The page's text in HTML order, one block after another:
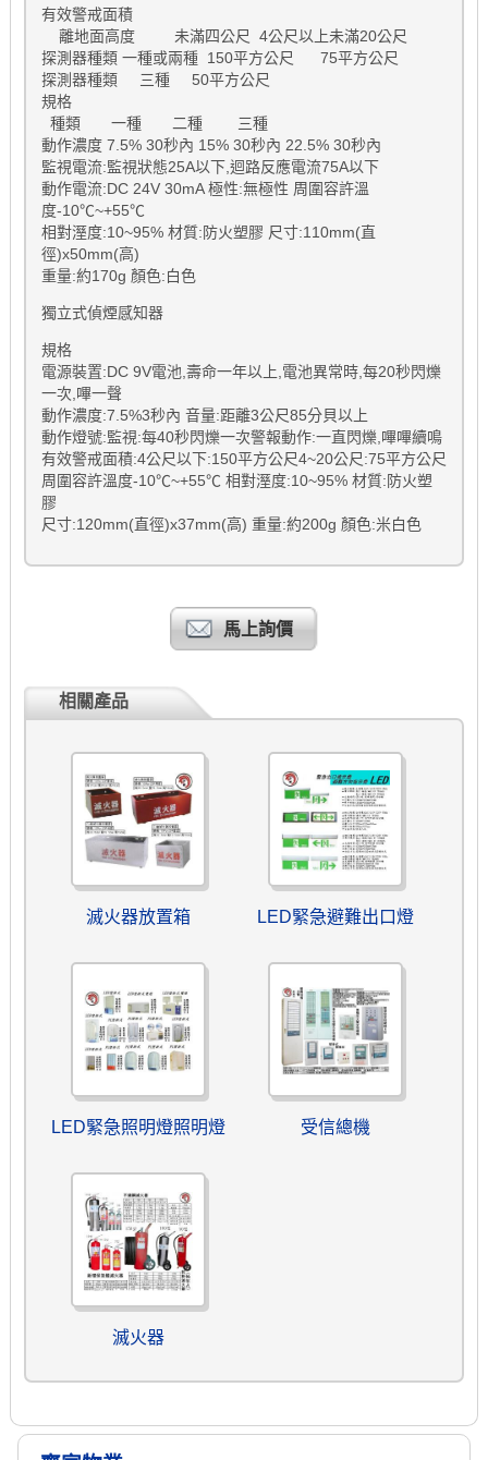
有效警戒面積
離地面高度 未滿四公尺 4公尺以上未滿20公尺
探測器種類 一種或兩種 150平方公尺 75平方公尺
探測器種類 三種 50平方公尺
規格
種類 一種 二種 三種
動作濃度 7.5% 30秒內 15% 30秒內 22.5% 30秒內
監視電流:監視狀態25A以下,迴路反應電流75A以下
動作電流:DC 24V 30mA 極性:無極性 周圍容許溫
度-10℃~+55℃
相對溼度:10~95% 材質:防火塑膠 尺寸:110mm(直
徑)x50mm(高)
重量:約170g 顏色:白色
獨立式偵煙感知器
規格
電源裝置:DC 9V電池,壽命一年以上,電池異常時,每20秒閃爍
一次,嗶一聲
動作濃度:7.5%3秒內 音量:距離3公尺85分貝以上
動作燈號:監視:每40秒閃爍一次警報動作:一直閃爍,嗶嗶續鳴
有效警戒面積:4公尺以下:150平方公尺4~20公尺:75平方公尺
周圍容許溫度-10℃~+55℃ 相對溼度:10~95% 材質:防火塑
膠
尺寸:120mm(直徑)x37mm(高) 重量:約200g 顏色:米白色
馬上詢價
相關產品
滅火器放置箱 LED緊急避難出口燈
LED緊急照明燈照明燈 受信總機
滅火器